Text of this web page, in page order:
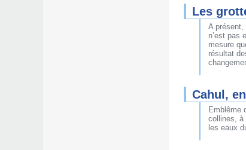
Les
A
n’est pas
mesure
résultat
Cahul,
Emblême
collines, à
les eaux